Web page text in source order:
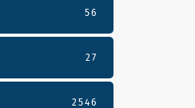
56
27
2546